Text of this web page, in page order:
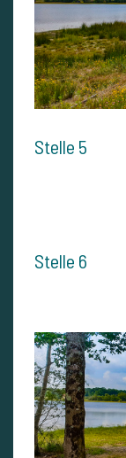
Stelle 5
Stelle 6